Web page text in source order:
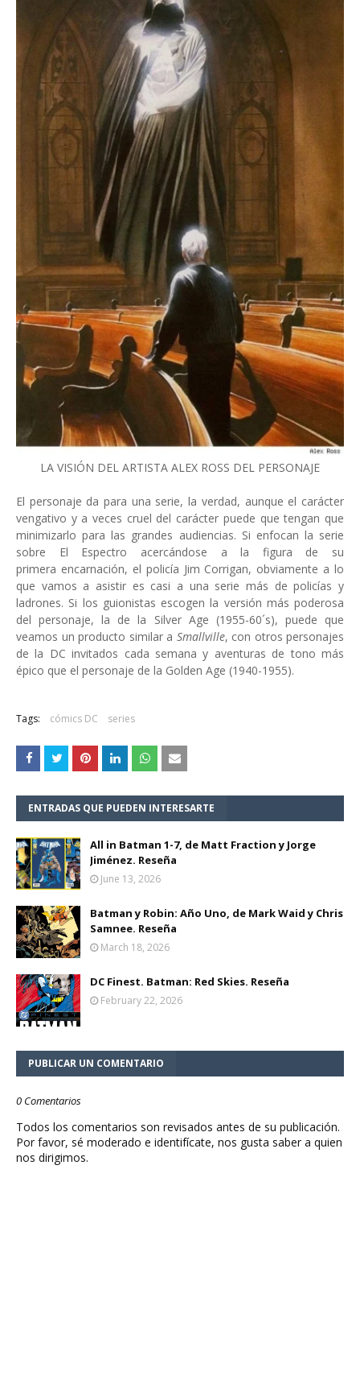
LA VISIÓN DEL ARTISTA ALEX ROSS DEL PERSONAJE
El personaje da para una serie, la verdad, aunque el carácter
vengativo y a veces cruel del carácter puede que tengan que
minimizarlo para las grandes audiencias. Si enfocan la serie
sobre El Espectro acercándose a la figura de su
primera encarnación, el policía Jim Corrigan, obviamente a lo
que vamos a asistir es casi a una serie más de policías y
ladrones. Si los guionistas escogen la versión más poderosa
del personaje, la de la Silver Age (1955-60´s), puede que
veamos un producto similar a Smallville, con otros personajes
de la DC invitados cada semana y aventuras de tono más
épico que el personaje de la Golden Age (1940-1955).
Tags: cómics DC series
ENTRADAS QUE PUEDEN INTERESARTE
All in Batman 1-7, de Matt Fraction y Jorge
Jiménez. Reseña
June 13, 2026
Batman y Robin: Año Uno, de Mark Waid y Chris
Samnee. Reseña
March 18, 2026
DC Finest. Batman: Red Skies. Reseña
February 22, 2026
PUBLICAR UN COMENTARIO
0 Comentarios
Todos los comentarios son revisados antes de su publicación.
Por favor, sé moderado e identifícate, nos gusta saber a quien
nos dirigimos.